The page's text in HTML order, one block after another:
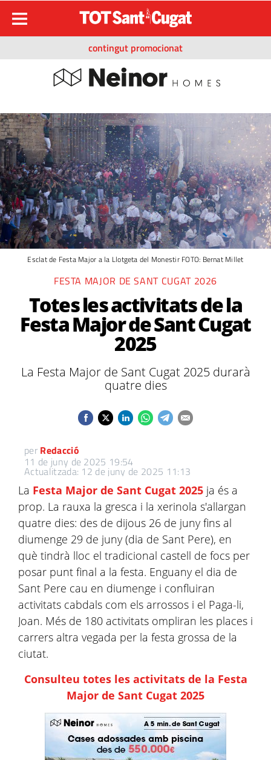
contingut promocionat
Esclat de Festa Major a la Llotgeta del Monestir FOTO: Bernat Millet
FESTA MAJOR DE SANT CUGAT 2026
Totes les activitats de la
Festa Major de Sant Cugat
2025
La Festa Major de Sant Cugat 2025 durarà
quatre dies
per Redacció
11 de juny de 2025 19:54
Actualitzada: 12 de juny de 2025 11:13
La Festa Major de Sant Cugat 2025 ja és a
prop. La rauxa la gresca i la xerinola s'allargan
quatre dies: des de dijous 26 de juny fins al
diumenge 29 de juny (dia de Sant Pere), en
què tindrà lloc el tradicional castell de focs per
posar punt final a la festa. Enguany el dia de
Sant Pere cau en diumenge i confluiran
activitats cabdals com els arrossos i el Paga-li,
Joan. Més de 180 activitats ompliran les places i
carrers altra vegada per la festa grossa de la
ciutat.
Consulteu totes les activitats de la Festa
Major de Sant Cugat 2025